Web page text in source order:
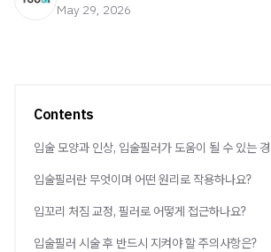
May 29, 2026
Contents
입술 모양과 인상, 입술필러가 도움이 될 수 있는
입술필러란 무엇이며 어떤 원리로 작용하나요?
입꼬리 처짐 교정, 필러로 어떻게 접근하나요?
입술필러 시술 후 반드시 지켜야 할 주의사항은?